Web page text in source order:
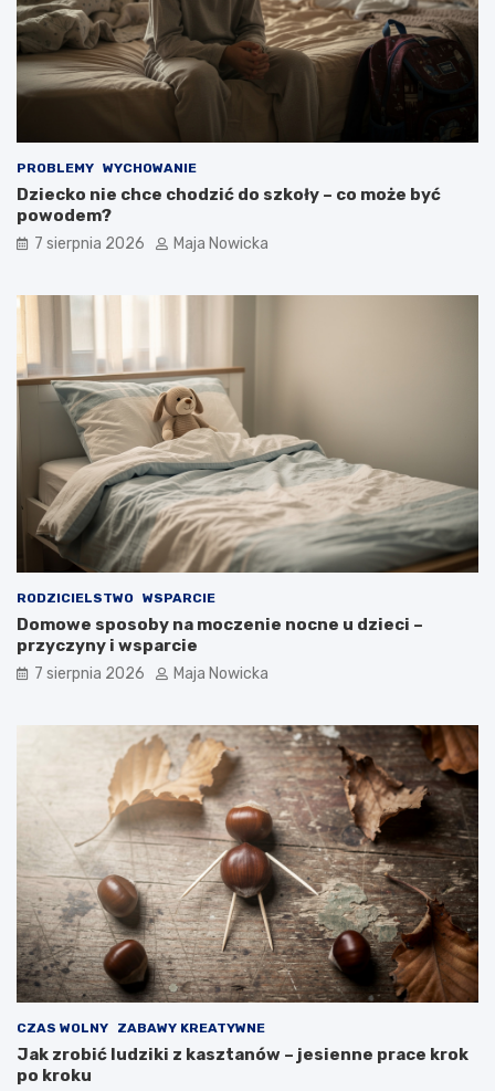
PROBLEMY WYCHOWANIE
Dziecko nie chce chodzić do szkoły – co może być
powodem?
7 sierpnia 2026 Maja Nowicka
RODZICIELSTWO WSPARCIE
Domowe sposoby na moczenie nocne u dzieci –
przyczyny i wsparcie
7 sierpnia 2026 Maja Nowicka
CZAS WOLNY ZABAWY KREATYWNE
Jak zrobić ludziki z kasztanów – jesienne prace krok
po kroku